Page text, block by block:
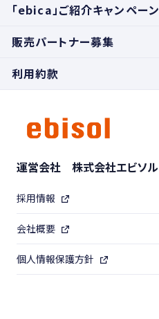
「ebica」ご紹介キャンペーン
販売パートナー募集
利用約款
運営会社 株式会社エビソル
採用情報
会社概要
個人情報保護方針